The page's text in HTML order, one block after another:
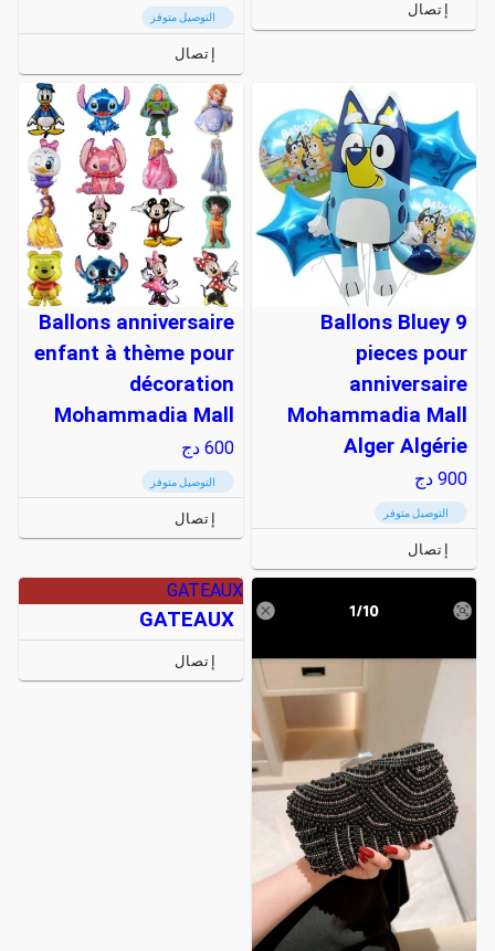
إتصال التوصيل متوفر
إتصال
Ballons Bluey 9
pieces pour
anniversaire
Mohammadia Mall
Alger Algérie
900 دج
التوصيل متوفر
إتصال
Ballons anniversaire
enfant à thème pour
décoration
Mohammadia Mall
600 دج
التوصيل متوفر
إتصال
GATEAUX
GATEAUX
إتصال